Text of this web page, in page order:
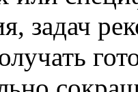
задач